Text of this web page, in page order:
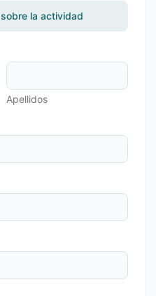
la actividad
Apellidos